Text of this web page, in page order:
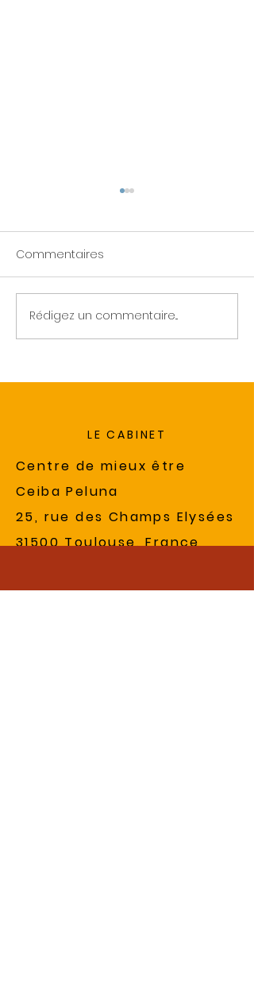
En mai fait ce qu'il te
plait
Commentaires
Rédigez un commentaire...
LE CABINET
Centre de mieux être
Ceiba Peluna
25, rue des Champs Elysées
31500 Toulouse, France